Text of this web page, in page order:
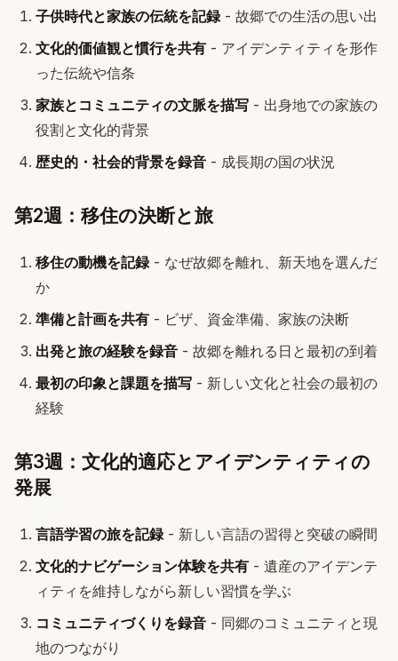
子供時代と家族の伝統を記録- 故郷での生活の思い出
文化的価値観と慣行を共有 - アイデンティティを形作
った伝統や信条
家族とコミュニティの文脈を描写 - 出身地での家族の
役割と文化的背景
歴史的・社会的背景を録音 - 成長期の国の状況
第2週：移住の決断と旅
移住の動機を記録- なぜ故郷を離れ、新天地を選んだ
か
準備と計画を共有 - ビザ、資金準備、家族の決断
出発と旅の経験を録音 - 故郷を離れる日と最初の到着
最初の印象と課題を描写 - 新しい文化と社会の最初の
経験
第3週：文化的適応とアイデンティティの
発展
言語学習の旅を記録- 新しい言語の習得と突破の瞬間
文化的ナビゲーション体験を共有 - 遺産のアイデンテ
ィティを維持しながら新しい習慣を学ぶ
コミュニティづくりを録音 - 同郷のコミュニティと現
地のつながり